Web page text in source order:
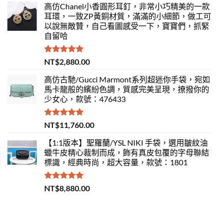
高仿Chanel小香圓形耳釘，非常小巧精美的一款
耳環，一致ZP黃銅材質，滿滿的小細節，做工可
以說無敵贊，自己看圖感受一下，寶寶們，抓緊
自留哈
評分 5.00
滿分 5
NT$2,880.00
高仿古馳/Gucci Marmont系列超迷你手袋，宛如
馬卡龍般的繽紛色調，質感完美呈現，撩撥你的
少女心，款號：476433
評分5.00
滿分 5
NT$11,760.00
【1:1版本】聖羅蘭/YSL NIKI 手袋，選用皺紋油
蠟牛皮精心裁制而成，飾有真皮包覆的字母聯結
標識，經典時尚，超大容量，款號：1801
評分 5.00
滿分 5
NT$8,880.00